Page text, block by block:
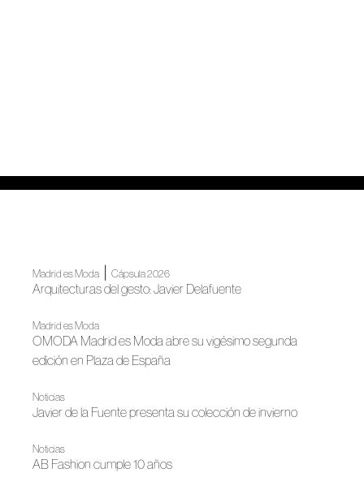
Madrid es Moda Cápsula 2026
Arquitecturas del gesto: Javier Delafuente
Madrid es Moda
OMODA Madrid es Moda abre su vigésimo segunda
edición en Plaza de España
Noticias
Javier de la Fuente presenta su colección de invierno
Noticias
AB Fashion cumple 10 años